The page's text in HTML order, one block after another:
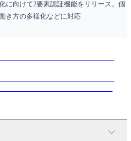
に向けて2要素認証機能をリリース。個
き方の多様化などに対応